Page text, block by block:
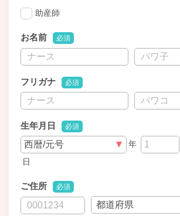
助産師
お名前 必須
フリガナ 必須
生年月日 必須
年
日
ご住所 必須